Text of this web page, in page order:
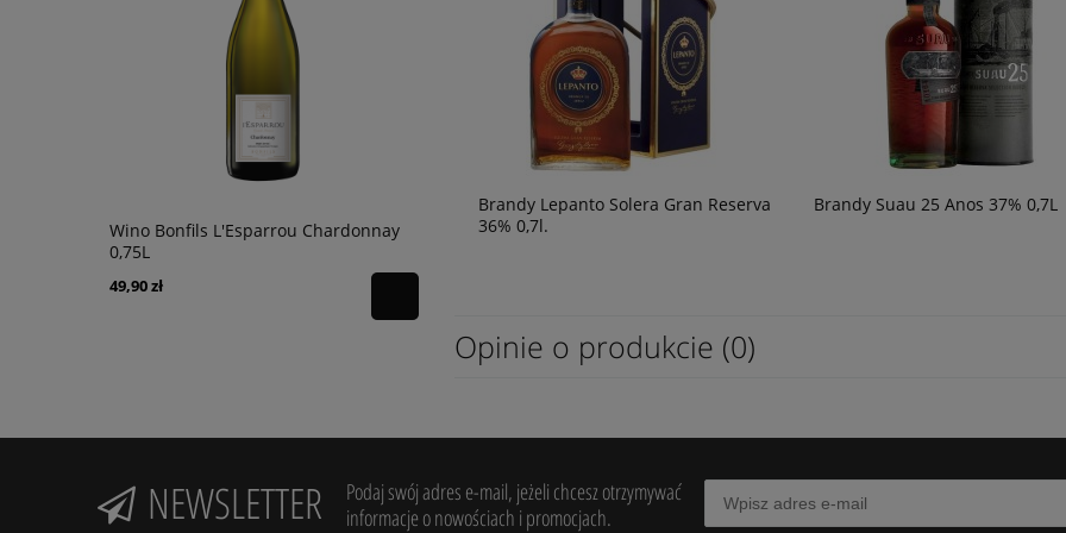
Wino Bonfils L'Esparrou Chardonnay
0,75L
49,90 zł
Wino Oh Sister Tinto 0,75l
Brandy Lepanto Solera Gran Reserva
36% 0,7l.
Brandy Suau 25 Anos 37% 0,7L
Opinie o produkcie (0)
NEWSLETTER
Podaj swój adres e-mail, jeżeli chcesz otrzymywać
informacje o nowościach i promocjach.